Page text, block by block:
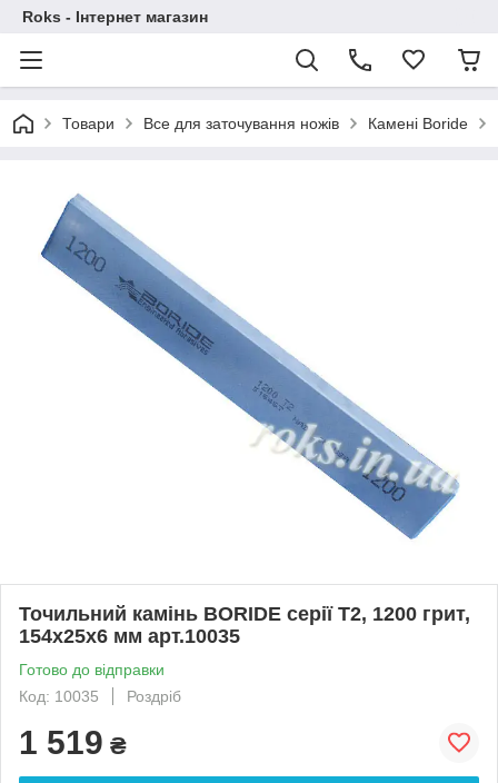
Roks - Інтернет магазин
Товари Все для заточування ножів Камені Boride
Точильний камінь BORIDE серії T2, 1200 грит,
154х25х6 мм арт.10035
Готово до відправки
Код: 10035
Роздріб
1 519 ₴